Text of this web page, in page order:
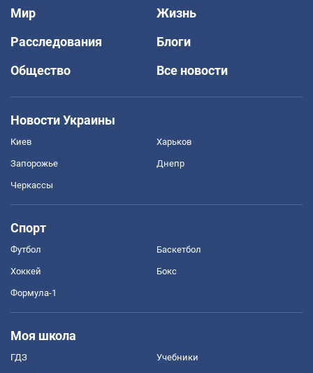
Мир
Жизнь
Расследования
Блоги
Общество
Все новости
Новости Украины
Киев Харьков
Запорожье Днепр
Черкассы
Спорт
Футбол Баскетбол
Хоккей Бокс
Формула-1
Моя школа
ГДЗ Учебники